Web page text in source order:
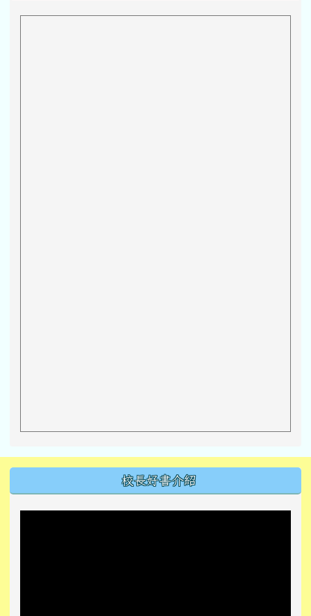
校長好書介紹